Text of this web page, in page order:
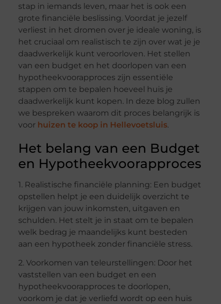
stap in iemands leven, maar het is ook een
grote financiële beslissing. Voordat je jezelf
verliest in het dromen over je ideale woning, is
het cruciaal om realistisch te zijn over wat je je
daadwerkelijk kunt veroorloven. Het stellen
van een budget en het doorlopen van een
hypotheekvoorapproces zijn essentiële
stappen om te bepalen hoeveel huis je
daadwerkelijk kunt kopen. In deze blog zullen
we bespreken waarom dit proces belangrijk is
voor huizen te koop in Hellevoetsluis.
Het belang van een Budget
en Hypotheekvoorapproces
1. Realistische financiële planning: Een budget
opstellen helpt je een duidelijk overzicht te
krijgen van jouw inkomsten, uitgaven en
schulden. Het stelt je in staat om te bepalen
welk bedrag je maandelijks kunt besteden
aan een hypotheek zonder financiële stress.
2. Voorkomen van teleurstellingen: Door het
vaststellen van een budget en een
hypotheekvoorapproces te doorlopen,
voorkom je dat je verliefd wordt op een huis